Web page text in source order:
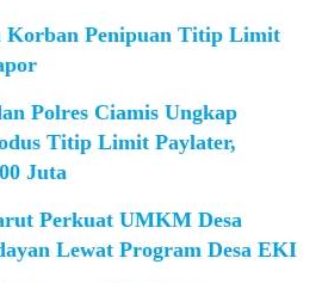
Korban Penipuan Titip Limit
Polres Ciamis Ungkap
Titip Limit Paylater,
Juta
Perkuat UMKM Desa
Lewat Program Desa EKI